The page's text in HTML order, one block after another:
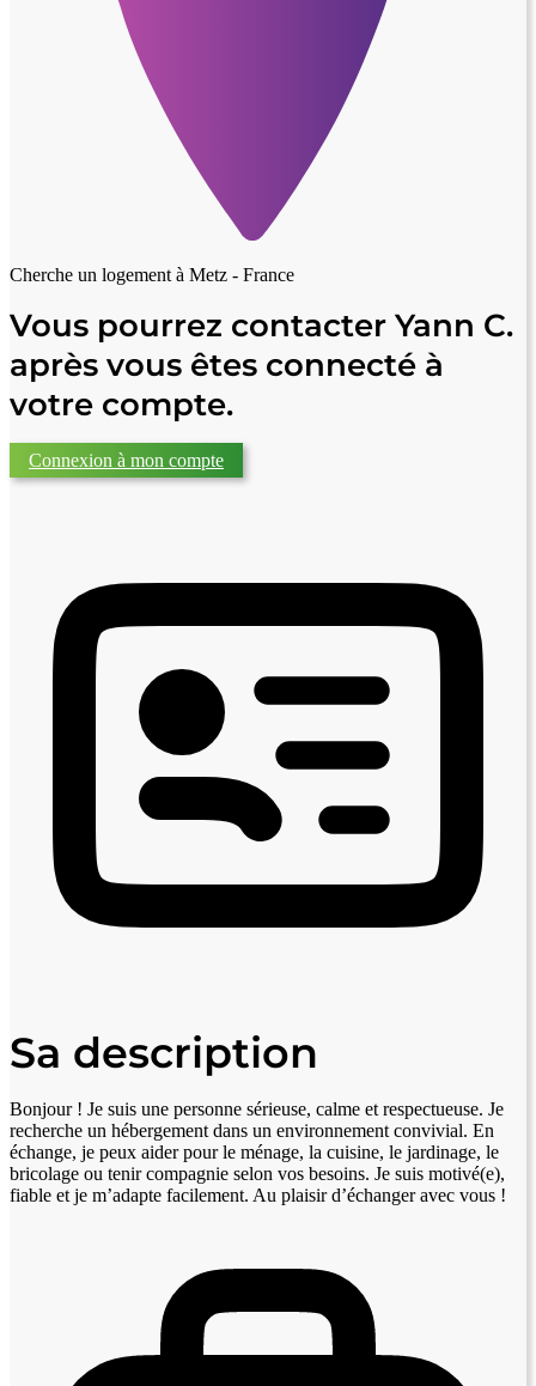
Cherche un logement à Metz - France
Vous pourrez contacter Yann C.
après vous êtes connecté à
votre compte.
Connexion à mon compte
Sa description
Bonjour ! Je suis une personne sérieuse, calme et respectueuse. Je
recherche un hébergement dans un environnement convivial. En
échange, je peux aider pour le ménage, la cuisine, le jardinage, le
bricolage ou tenir compagnie selon vos besoins. Je suis motivé(e),
fiable et je m’adapte facilement. Au plaisir d’échanger avec vous !